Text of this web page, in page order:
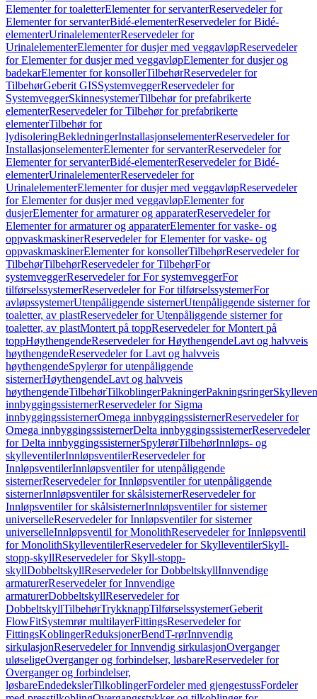
Elementer for toaletterElementer for servanterReservedeler for
Elementer for servanterBidé-elementerReservedeler for Bidé-
elementerUrinalelementerReservedeler for
UrinalelementerElementer for dusjer med veggavløpReservedeler
for Elementer for dusjer med veggavløpElementer for dusjer og
badekarElementer for konsollerTilbehørReservedeler for
TilbehørGeberit GISSystemveggerReservedeler for
SystemveggerSkinnesystemerTilbehør for prefabrikerte
elementerReservedeler for Tilbehør for prefabrikerte
elementerTilbehør for
lydisoleringBekledningerInstallasjonselementerReservedeler for
InstallasjonselementerElementer for servanterReservedeler for
Elementer for servanterBidé-elementerReservedeler for Bidé-
elementerUrinalelementerReservedeler for
UrinalelementerElementer for dusjer med veggavløpReservedeler
for Elementer for dusjer med veggavløpElementer for
dusjerElementer for armaturer og apparaterReservedeler for
Elementer for armaturer og apparaterElementer for vaske- og
oppvaskmaskinerReservedeler for Elementer for vaske- og
oppvaskmaskinerElementer for konsollerTilbehørReservedeler for
TilbehørTilbehørReservedeler for TilbehørFor
systemveggerReservedeler for For systemveggerFor
tilførselssystemerReservedeler for For tilførselssystemerFor
avløpssystemerUtenpåliggende sisternerUtenpåliggende sisterner for
toaletter, av plastReservedeler for Utenpåliggende sisterner for
toaletter, av plastMontert på toppReservedeler for Montert på
toppHøythengendeReservedeler for HøythengendeLavt og halvveis
høythengendeReservedeler for Lavt og halvveis
høythengendeSpylerør for utenpåliggende
sisternerHøythengendeLavt og halvveis
høythengendeTilbehørTilkoblingerPakningerPakningsringer
innbyggingssisternerReservedeler for Sigma
innbyggingssisternerOmega innbyggingssisternerReservedeler for
Omega innbyggingssisternerDelta innbyggingssisternerReservedeler
for Delta innbyggingssisternerSpylerørTilbehørInnløps- og
skylleventilerInnløpsventilerReservedeler for
InnløpsventilerInnløpsventiler for utenpåliggende
sisternerReservedeler for Innløpsventiler for utenpåliggende
sisternerInnløpsventiler for skålsisternerReservedeler for
Innløpsventiler for skålsisternerInnløpsventiler for sisterner
universelleReservedeler for Innløpsventiler for sisterner
universelleInnløpsventil for MonolithReservedeler for Innløpsventil
for MonolithSkylleventilerReservedeler for SkylleventilerSkyll-
stopp-skyllReservedeler for Skyll-stopp-
skyllDobbeltskyllReservedeler for DobbeltskyllInnvendige
armaturerReservedeler for Innvendige
armaturerDobbeltskyllReservedeler for
DobbeltskyllTilbehørTrykknappTilførselssystemerGeberit
FlowFitSystemrør multilayerFittingsReservedeler for
FittingsKoblingerReduksjonerBendT-rørInnvendig
sirkulasjonReservedeler for Innvendig sirkulasjonOverganger
uløseligeOverganger og forbindelser, løsbareReservedeler for
Overganger og forbindelser,
løsbareEndedekslerTilkoblingerFordeler med gjengestussFordeler